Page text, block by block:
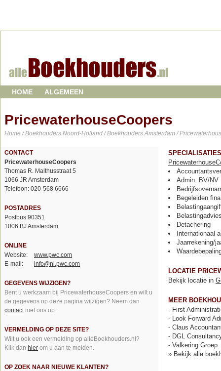
HOME ALGEMEEN
PricewaterhouseCoopers
Home /Boekhouders Noord-Holland/Boekhouders Amsterdam/
CONTACT
PricewaterhouseCoopers
Thomas R. Malthusstraat 5
1066 JR Amsterdam
Telefoon: 020-568 6666
POSTADRES
Postbus 90351
1006 BJ Amsterdam
ONLINE
Website:
www.pwc.com
E-mail:
info@nl.pwc.com
GEGEVENS WIJZIGEN?
Bent u werkzaam bij PricewaterhouseCoopers en wilt u
de gegevens op deze pagina wijzigen? Neem dan
contactmet ons op.
VERMELDING OP DEZE SITE?
Wilt u ook een vermelding op alleBoekhouders.nl?
Klik dan hier om u aan te melden.
OP ZOEK NAAR NIEUWE KLANTEN?
SPECIALISATIES
Admin. BV/NV
Begeleiden
Detachering
Internationaal
Jaarrekening/
LOCATIE
Bekijk locatie in
MEER
- First
- Look Forward
- Claus
- DGL
- Valkering Groep
» Bekijk alle